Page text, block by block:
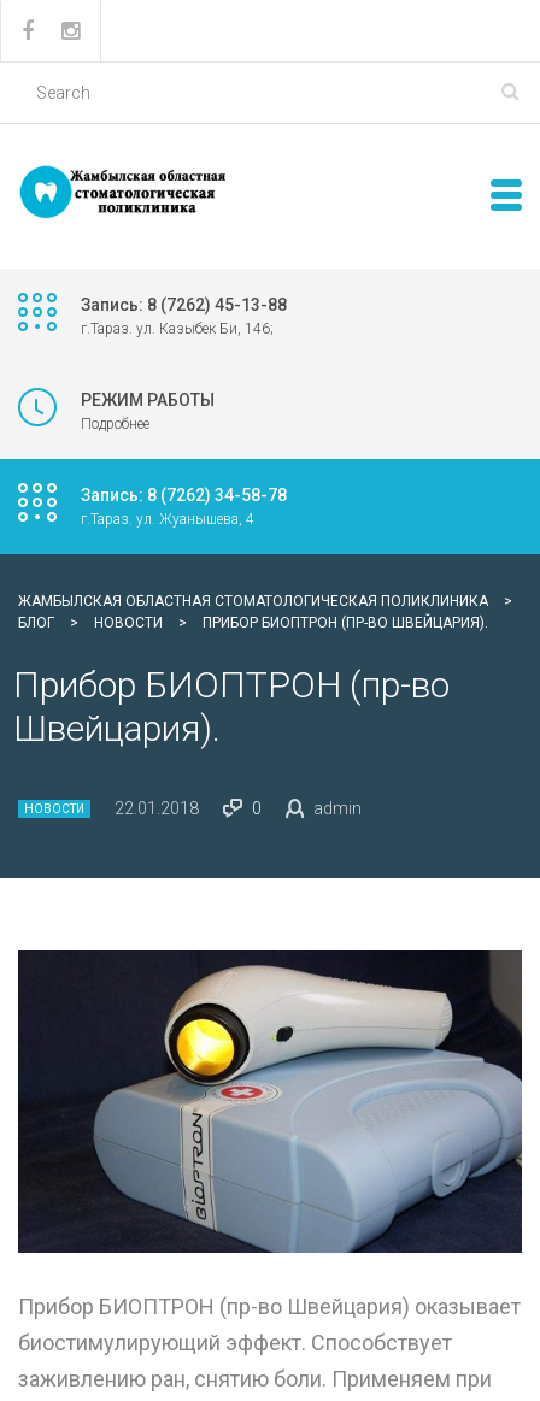
Запись: 8 (7262) 45-13-88
г.Тараз. ул. Казыбек Би, 146;
РЕЖИМ РАБОТЫ
Подробнее
Запись: 8 (7262) 34-58-78
г.Тараз. ул. Жуанышева, 4
ЖАМБЫЛСКАЯ ОБЛАСТНАЯ СТОМАТОЛОГИЧЕСКАЯ ПОЛИКЛИНИКА
>
БЛОГ
> НОВОСТИ > ПРИБОР БИОПТРОН (ПР-ВО ШВЕЙЦАРИЯ).
Прибор БИОПТРОН (пр-во
Швейцария).
НОВОСТИ 22.01.2018 0 admin
Прибор БИОПТРОН (пр-во Швейцария) оказывает
биостимулирующий эффект. Способствует
заживлению ран, снятию боли. Применяем при